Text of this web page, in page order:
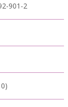
901-2